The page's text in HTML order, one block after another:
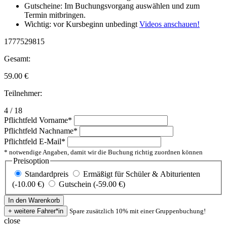
Gutscheine: Im Buchungsvorgang auswählen und zum
Termin mitbringen.
Wichtig: vor Kursbeginn unbedingtVideos anschauen!
1777529815
Gesamt:
59.00 €
Teilnehmer:
4 / 18
Pflichtfeld Vorname*
Pflichtfeld Nachname*
Pflichtfeld E-Mail*
* notwendige Angaben, damit wir die Buchung richtig zuordnen können
Preisoption
Standardpreis
Ermäßigt für Schüler & Abiturienten
(-10.00 €)
Gutschein (-59.00 €)
Spare zusätzlich 10% mit einer Gruppenbuchung!
close